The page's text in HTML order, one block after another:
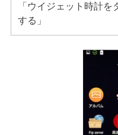
「ウイジェット時計
する」